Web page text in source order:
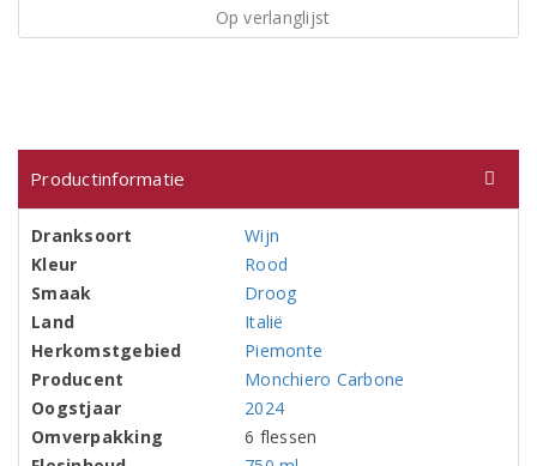
Op verlanglijst
Productinformatie
Dranksoort
Wijn
Kleur
Rood
Smaak
Droog
Land
Italië
Herkomstgebied
Piemonte
Producent
Monchiero Carbone
Oogstjaar
2024
Omverpakking
6 flessen